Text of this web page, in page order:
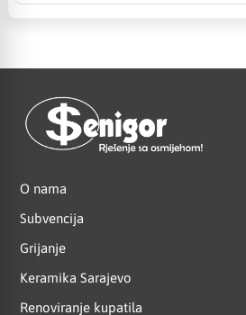
O nama
Subvencija
Grijanje
Keramika Sarajevo
Renoviranje kupatila